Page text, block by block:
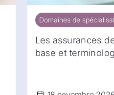
Domaines de
Domaines de
Les assurances
base et